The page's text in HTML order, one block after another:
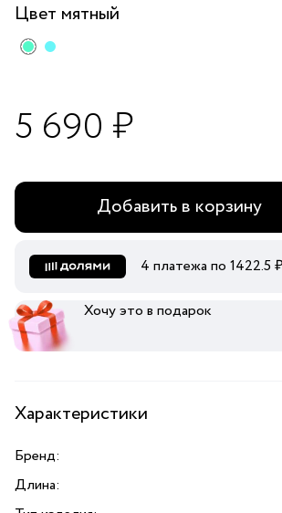
Цвет мятный
5 690 ₽
Добавить в корзину
4 платежа по 1422.5 ₽
Хочу это в подарок
Характеристики
Бренд:
Длина: